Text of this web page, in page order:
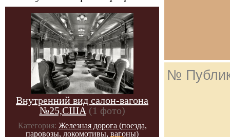
Внутренний вид салон-вагона
№25,США (1 фото)
Категория: Железная дорога (поезда,
паровозы, локомотивы, вагоны)
№